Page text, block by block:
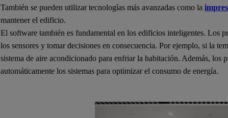
También se pueden utilizar tecnologías más avanzadas como la
mantener el edificio.
El software también es fundamental en los edificios inteligentes. Los
los sensores y tomar decisiones en consecuencia. Por ejemplo, si la
sistema de aire acondicionado para enfriar la habitación. Además, los
automáticamente los sistemas para optimizar el consumo de energía.